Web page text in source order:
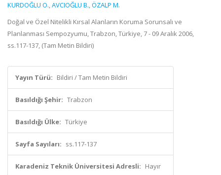
KURDOĞLU O.,AVCIOĞLU B.,ÖZALP M.
Doğal ve Özel Nitelikli Kırsal Alanların Koruma Sorunsalı ve
Planlanması Sempozyumu, Trabzon, Türkiye, 7 - 09 Aralık 2006,
ss.117-137, (Tam Metin Bildiri)
Yayın Türü: Bildiri / Tam Metin Bildiri
Basıldığı Şehir: Trabzon
Basıldığı Ülke: Türkiye
Sayfa Sayıları: ss.117-137
Karadeniz Teknik Üniversitesi Adresli: Hayır